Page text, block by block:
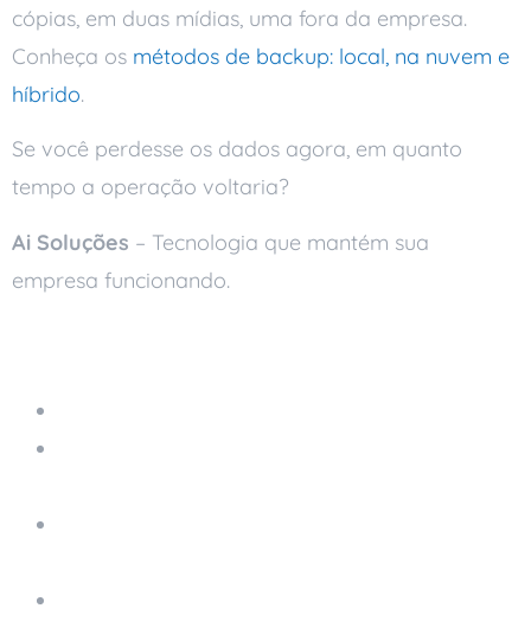
cópias, em duas mídias, uma fora da empresa.
Conheça os métodos de backup: local, na nuvem e
híbrido.
Se você perdesse os dados agora, em quanto
tempo a operação voltaria?
Ai Soluções – Tecnologia que mantém sua
empresa funcionando.